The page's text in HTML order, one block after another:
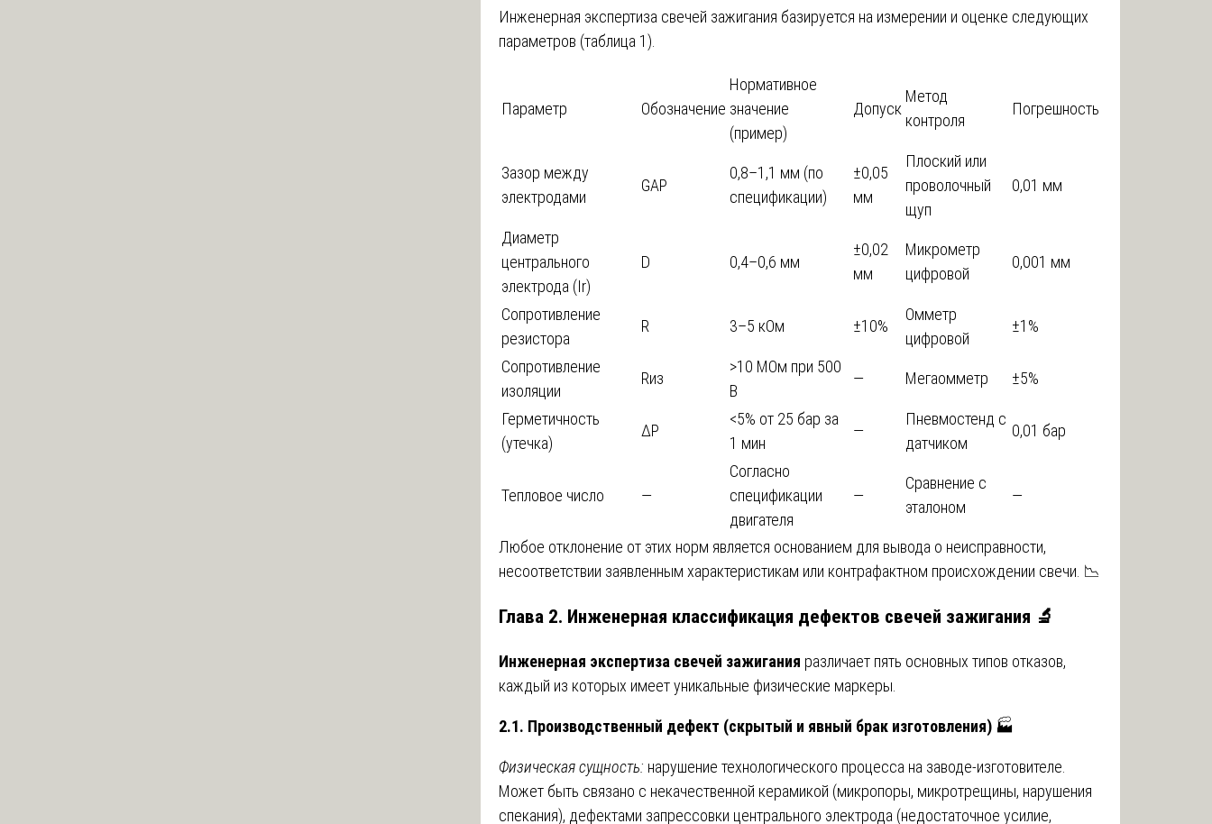
Инженерная экспертиза свечей зажигания базируется на измерении и оценке следующих
параметров (таблица 1).
Параметр Обозначение
Нормативное
значение
(пример)
Допуск
Метод
контроля
Погрешность
Зазор между
электродами
GAP
0,8–1,1 мм (по
спецификации)
±0,05
мм
Плоский или
проволочный
щуп
0,01 мм
Диаметр
центрального
электрода (Ir)
D 0,4–0,6 мм
±0,02
мм
Микрометр
цифровой
0,001 мм
Сопротивление
резистора
R 3–5 кОм ±10%
Омметр
цифровой
±1%
Сопротивление
изоляции
Rиз
>10 МОм при 500
В
— Мегаомметр ±5%
Герметичность
(утечка)
ΔP
<5% от 25 бар за
1 мин
—
Пневмостенд с
датчиком
0,01 бар
Тепловое число —
Согласно
спецификации
двигателя
—
Сравнение с
эталоном
—
Любое отклонение от этих норм является основанием для вывода о неисправности,
несоответствии заявленным характеристикам или контрафактном происхождении свечи. 📉
Глава 2. Инженерная классификация дефектов свечей зажигания 🔬
Инженерная экспертиза свечей зажигания различает пять основных типов отказов,
каждый из которых имеет уникальные физические маркеры.
2.1. Производственный дефект (скрытый и явный брак изготовления) 🏭
Физическая сущность: нарушение технологического процесса на заводе-изготовителе.
Может быть связано с некачественной керамикой (микропоры, микротрещины, нарушения
спекания), дефектами запрессовки центрального электрода (недостаточное усилие,